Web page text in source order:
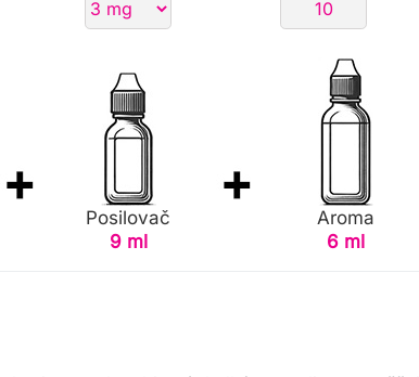
Posilovač
9 ml
Aroma
6 ml